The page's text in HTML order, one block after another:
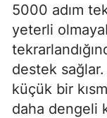
5000 adım
yeterli
destek sağlar.
küçük bir
daha dengeli